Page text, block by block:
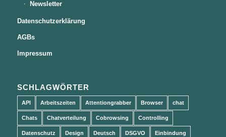
Newsletter
Datenschutzerklärung
AGBs
Impressum
SCHLAGWÖRTER
API Arbeitszeiten Attentiongrabber Browser chat
Chats Chatverteilung Cobrowsing Controlling
Datenschutz Design Deutsch DSGVO Einbindung